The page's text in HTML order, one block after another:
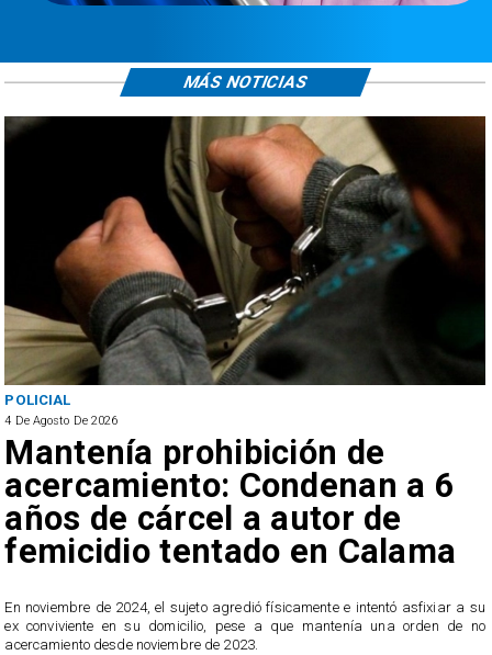
POLICIAL
4 De Agosto De 2026
Mantenía prohibición de
acercamiento: Condenan a 6
años de cárcel a autor de
femicidio tentado en Calama
En noviembre de 2024, el sujeto agredió físicamente e intentó asfixiar a su
ex conviviente en su domicilio, pese a que mantenía una orden de no
acercamiento desde noviembre de 2023.
MÁS NOTICIAS